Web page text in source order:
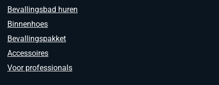
Bevallingsbad huren
Binnenhoes
Bevallingspakket
Accessoires
Voor professionals